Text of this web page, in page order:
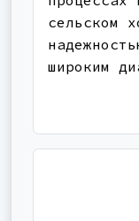
сельском
широким